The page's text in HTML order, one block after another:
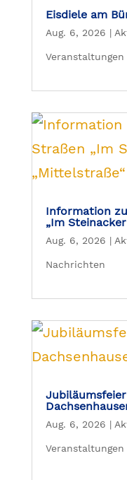
Eisdiele am
Aug. 6, 2026 |
Veranstaltungen
Information
„Im
Aug. 6, 2026 |
Nachrichten
Aug. 6, 2026 |
Veranstaltungen